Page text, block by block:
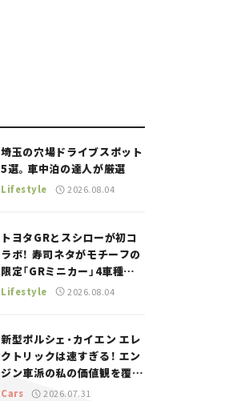
埼玉の穴場ドライブスポット
5選。車中泊の達人が厳選
Lifestyle 2026.08.04
トヨタGRとスシローが初コ
ラボ！ 寿司ネタがモチーフの
限定「GRミニカー」4車種が
登場。入手方法は？【クルマ
Lifestyle 2026.08.04
新型ポルシェ・カイエン エレ
クトリックは速すぎる！ エン
ジン車派の私の価値観を覆し
た、新しいポルシェの走り。
Cars 2026.07.31